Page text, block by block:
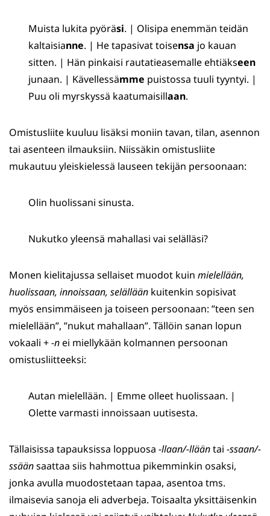
Muista lukita pyöräsi. | Olisipa enemmän teidän
kaltaisianne. | He tapasivat toisensa jo kauan
sitten. | Hän pinkaisi rautatieasemalle ehtiäkseen
junaan. | Kävellessämme puistossa tuuli tyyntyi. |
Puu oli myrskyssä kaatumaisillaan.
Omistusliite kuuluu lisäksi moniin tavan, tilan, asennon
tai asenteen ilmauksiin. Niissäkin omistusliite
mukautuu yleiskielessä lauseen tekijän persoonaan:
Olin huolissani sinusta.
Nukutko yleensä mahallasi vai selälläsi?
Monen kielitajussa sellaiset muodot kuin mielellään,
huolissaan, innoissaan, selällään kuitenkin sopisivat
myös ensimmäiseen ja toiseen persoonaan: ”teen sen
mielellään”, ”nukut mahallaan”. Tällöin sanan lopun
vokaali +-nei miellykään kolmannen persoonan
omistusliitteeksi:
Autan mielellään. | Emme olleet huolissaan. |
Olette varmasti innoissaan uutisesta.
Tällaisissa tapauksissa loppuosa -llaan/-llääntai -ssaan/-
ssäänsaattaa siis hahmottua pikemminkin osaksi,
jonka avulla muodostetaan tapaa, asentoa tms.
ilmaisevia sanoja eli adverbeja. Toisaalta yksittäisenkin